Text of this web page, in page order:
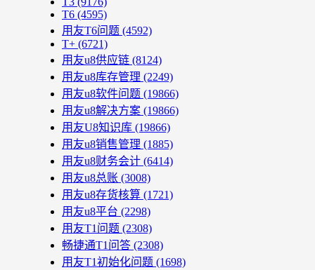
T6 (4595)
用友T6问题 (4592)
T+ (6721)
用友u8供应链 (8124)
用友u8库存管理 (2249)
用友u8软件问题 (19866)
用友u8解决方案 (19866)
用友U8知识库 (19866)
用友u8销售管理 (1885)
用友u8财务会计 (6414)
用友u8总账 (3008)
用友u8存货核算 (1721)
用友u8平台 (2298)
用友T1问题 (2308)
畅捷通T1问答 (2308)
用友T1初始化问题 (1698)